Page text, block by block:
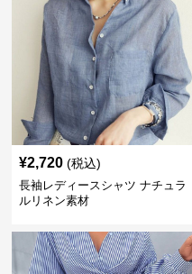
¥2,720 (税込)
長袖レディースシャツ ナチュラ
ルリネン素材